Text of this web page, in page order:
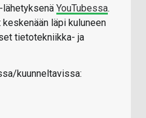
YouTubessa.
läpi kuluneen
tietotekniikka- ja
kuunneltavissa: